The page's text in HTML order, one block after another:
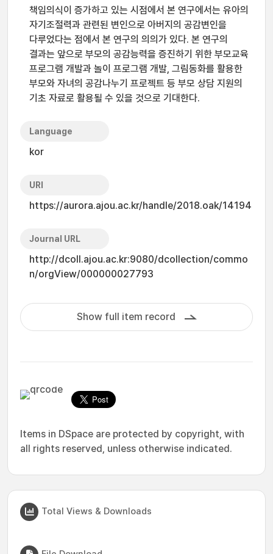
책임의식이 증가하고 있는 시점에서 본 연구에서는 유아의
자기조절력과 관련된 변인으로 아버지의 공감변인을
다루었다는 점에서 본 연구의 의의가 있다. 본 연구의
결과는 앞으로 부모의 공감능력을 증진하기 위한 부모교육
프로그램 개발과 놀이 프로그램 개발, 그림동화를 활용한
부모와 자녀의 공감나누기 프로젝트 등 부모 상담 지원의
기초 자료로 활용될 수 있을 것으로 기대한다.
Language
kor
URI
https://aurora.ajou.ac.kr/handle/2018.oak/14194
Journal URL
http://dcoll.ajou.ac.kr:9080/dcollection/commo
n/orgView/000000027793
Show full item record
Items in DSpace are protected by copyright, with
all rights reserved, unless otherwise indicated.
Total Views & Downloads